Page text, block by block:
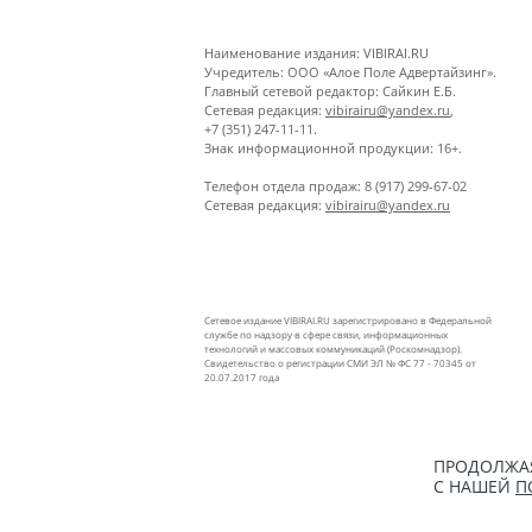
Наименование издания: VIBIRAI.RU
Учредитель: ООО «Алое Поле Адвертайзинг».
Главный сетевой редактор: Сайкин Е.Б.
Сетевая редакция: vibirairu@yandex.ru
+7 (351) 247-11-11.
Знак информационной продукции: 16+.
Телефон отдела продаж: 8 (917) 299-67-02
Сетевая редакция: vibirairu@yandex.ru
Сетевое издание VIBIRAI.RU зарегистрировано в Федеральной
службе по надзору в сфере связи, информационных
технологий и массовых коммуникаций (Роскомнадзор).
Свидетельство о регистрации СМИ ЭЛ № ФС 77 - 70345 от
20.07.2017 года
С НАШЕЙ